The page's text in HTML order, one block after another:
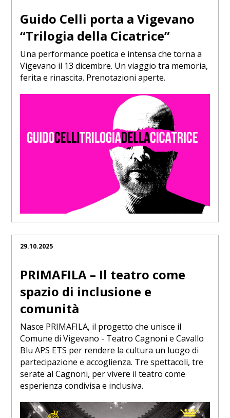
Guido Celli porta a Vigevano
“Trilogia della Cicatrice”
Una performance poetica e intensa che torna a
Vigevano il 13 dicembre. Un viaggio tra memoria,
ferita e rinascita. Prenotazioni aperte.
29.10.2025
PRIMAFILA – Il teatro come
spazio di inclusione e
comunità
Nasce PRIMAFILA, il progetto che unisce il
Comune di Vigevano - Teatro Cagnoni e Cavallo
Blu APS ETS per rendere la cultura un luogo di
partecipazione e accoglienza. Tre spettacoli, tre
serate al Cagnoni, per vivere il teatro come
esperienza condivisa e inclusiva.